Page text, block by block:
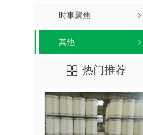
时事聚焦
其他
热门推荐